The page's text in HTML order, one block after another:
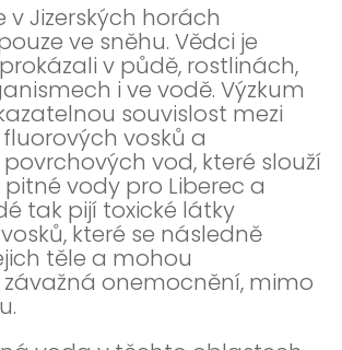
v Jizerských horách
ve sněhu. Vědci je
v půdě, rostlinách,
i ve vodě. Výzkum
souvislost mezi
vosků a
vod, které slouží
vody pro Liberec a
tak pijí toxické látky
které se následně
těle a mohou
onemocnění, mimo